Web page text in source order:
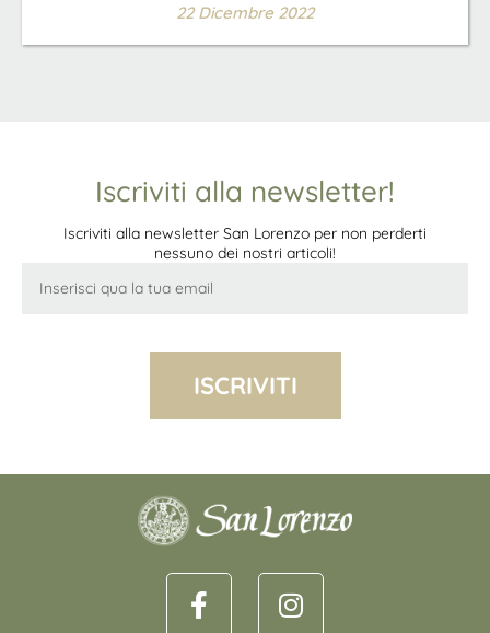
22 Dicembre 2022
Iscriviti alla newsletter!
Iscriviti alla newsletter San Lorenzo per non perderti
nessuno dei nostri articoli!
ISCRIVITI